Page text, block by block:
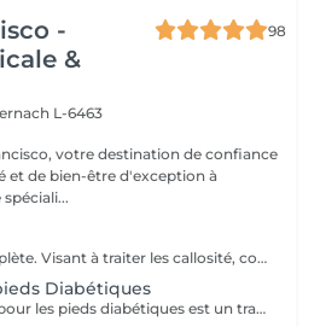
-
&
98
L-6463
votre destination de confiance
et de bien-être d'exception à
que spéciali...
Pédicure médicale complète. Visant à traiter les callosité, cors, crevasse, ongles incarnés, tout en assurant l'hygiène et le confort des pieds. Ce soins contribue à prévenir les problèmes podologie et à améliorer le bien-être général des pieds.
Diabétiques
Une pédicure médicale pour les pieds diabétiques est un traitement spécialisé pour les soins des pieds conçu pour les personnes atteintes de diabète, où les pieds ont besoin d'une attention particulière en raison des risques plus élevés.